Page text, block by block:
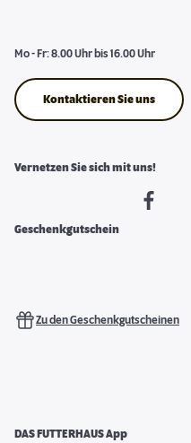
Mo - Fr: 8.00 Uhr bis 16.00 Uhr
Kontaktieren Sie uns
Vernetzen Sie sich mit uns!
Geschenkgutschein
Zu den Geschenkgutscheinen
DAS FUTTERHAUS App